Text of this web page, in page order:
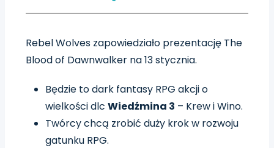
Rebel Wolves zapowiedziało prezentację The
Blood of Dawnwalker na 13 stycznia.
Będzie to dark fantasy RPG akcji o
wielkości dlc Wiedźmina 3 – Krew i Wino.
Twórcy chcą zrobić duży krok w rozwoju
gatunku RPG.